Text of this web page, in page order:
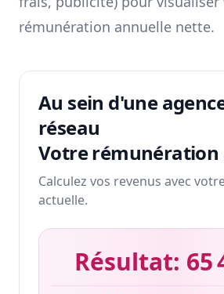
rémunération annuelle nette.
Au sein d'une
réseau
Votre rémunération
Calculez vos revenus avec
actuelle.
Résultat: 65